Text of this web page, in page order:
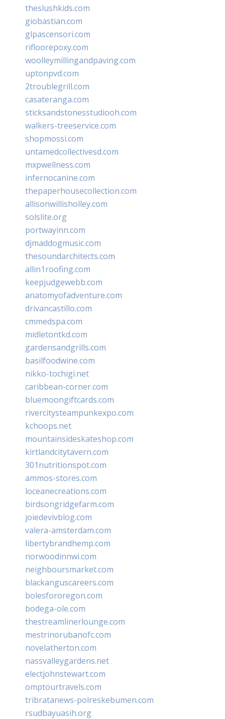
theslushkids.com
giobastian.com
glpascensori.com
rifloorepoxy.com
woolleymillingandpaving.com
uptonpvd.com
2troublegrill.com
casateranga.com
sticksandstonesstudiooh.com
walkers-treeservice.com
shopmossi.com
untamedcollectivesd.com
mxpwellness.com
infernocanine.com
thepaperhousecollection.com
allisonwillisholley.com
solslite.org
portwayinn.com
djmaddogmusic.com
thesoundarchitects.com
allin1roofing.com
keepjudgewebb.com
anatomyofadventure.com
drivancastillo.com
cmmedspa.com
midletontkd.com
gardensandgrills.com
basilfoodwine.com
nikko-tochigi.net
caribbean-corner.com
bluemoongiftcards.com
rivercitysteampunkexpo.com
kchoops.net
mountainsideskateshop.com
kirtlandcitytavern.com
301nutritionspot.com
ammos-stores.com
loceanecreations.com
birdsongridgefarm.com
joiedevivblog.com
valera-amsterdam.com
libertybrandhemp.com
norwoodinnwi.com
neighboursmarket.com
blackanguscareers.com
bolesfororegon.com
bodega-ole.com
thestreamlinerlounge.com
mestrinorubanofc.com
novelatherton.com
nassvalleygardens.net
electjohnstewart.com
omptourtravels.com
tribratanews-polreskebumen.com
rsudbayuasih.org